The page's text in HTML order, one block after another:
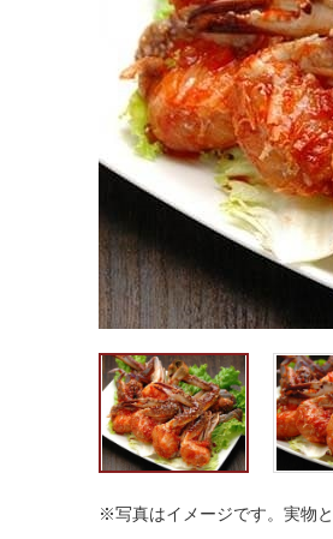
※写真はイメージです。実物